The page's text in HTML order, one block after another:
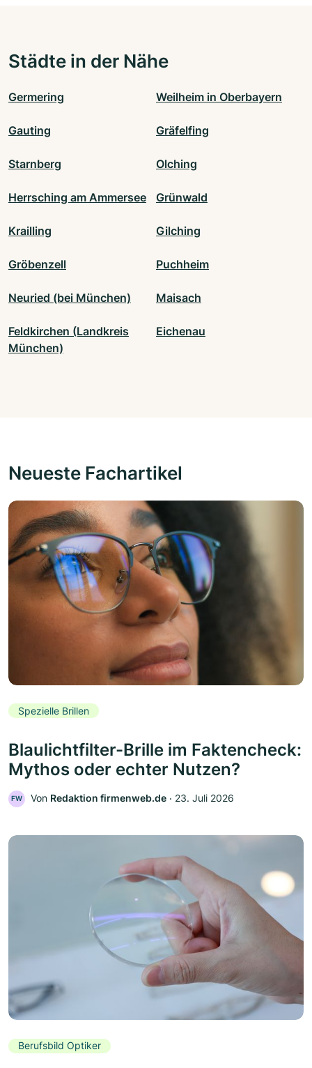
Städte in der Nähe
Germering Weilheim in Oberbayern
Gauting Gräfelfing
Starnberg Olching
Herrsching am Ammersee Grünwald
Krailling Gilching
Gröbenzell Puchheim
Neuried (bei München) Maisach
Feldkirchen (Landkreis
München)
Eichenau
Neueste Fachartikel
Spezielle Brillen
Blaulichtfilter-Brille im Faktencheck:
Mythos oder echter Nutzen?
FW Von Redaktion firmenweb.de ‧ 23. Juli 2026
Berufsbild Optiker